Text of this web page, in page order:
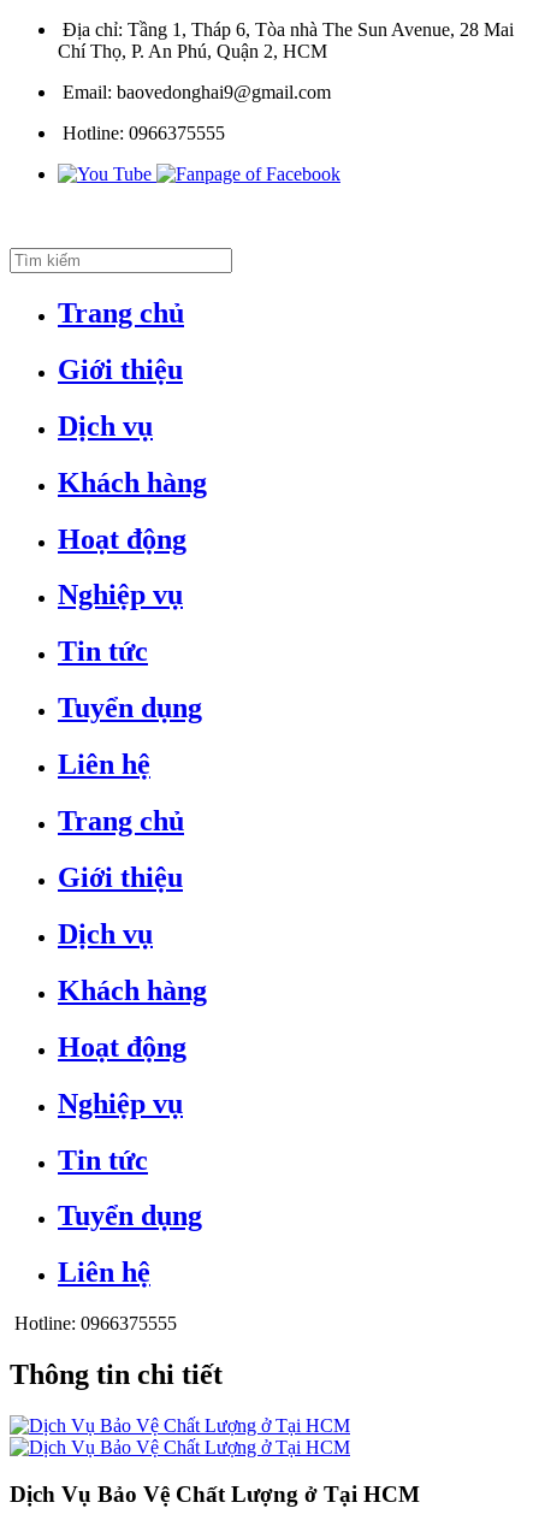
Địa chỉ: Tầng 1, Tháp 6, Tòa nhà The Sun Avenue, 28 Mai
Chí Thọ, P. An Phú, Quận 2, HCM
Email: baovedonghai9@gmail.com
Hotline: 0966375555
Trang chủ
Giới thiệu
Dịch vụ
Khách hàng
Hoạt động
Nghiệp vụ
Tin tức
Tuyển dụng
Liên hệ
Trang chủ
Giới thiệu
Dịch vụ
Khách hàng
Hoạt động
Nghiệp vụ
Tin tức
Tuyển dụng
Liên hệ
Hotline: 0966375555
Thông tin chi tiết
Dịch Vụ Bảo Vệ Chất Lượng ở Tại HCM